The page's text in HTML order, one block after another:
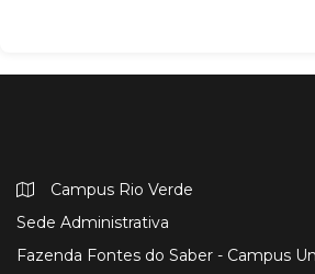
Campus Rio Verde
Sede Administrativa
Fazenda Fontes do Saber - Campus